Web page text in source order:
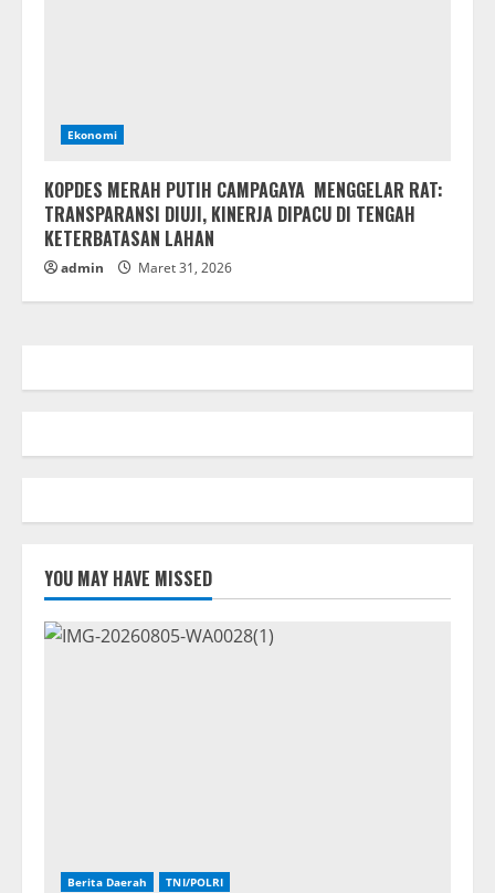
Ekonomi
KOPDES MERAH PUTIH CAMPAGAYA MENGGELAR RAT:
TRANSPARANSI DIUJI, KINERJA DIPACU DI TENGAH
KETERBATASAN LAHAN
admin Maret 31, 2026
YOU MAY HAVE MISSED
Berita Daerah TNI/POLRI